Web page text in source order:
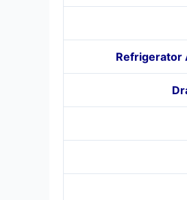
Refrigerator